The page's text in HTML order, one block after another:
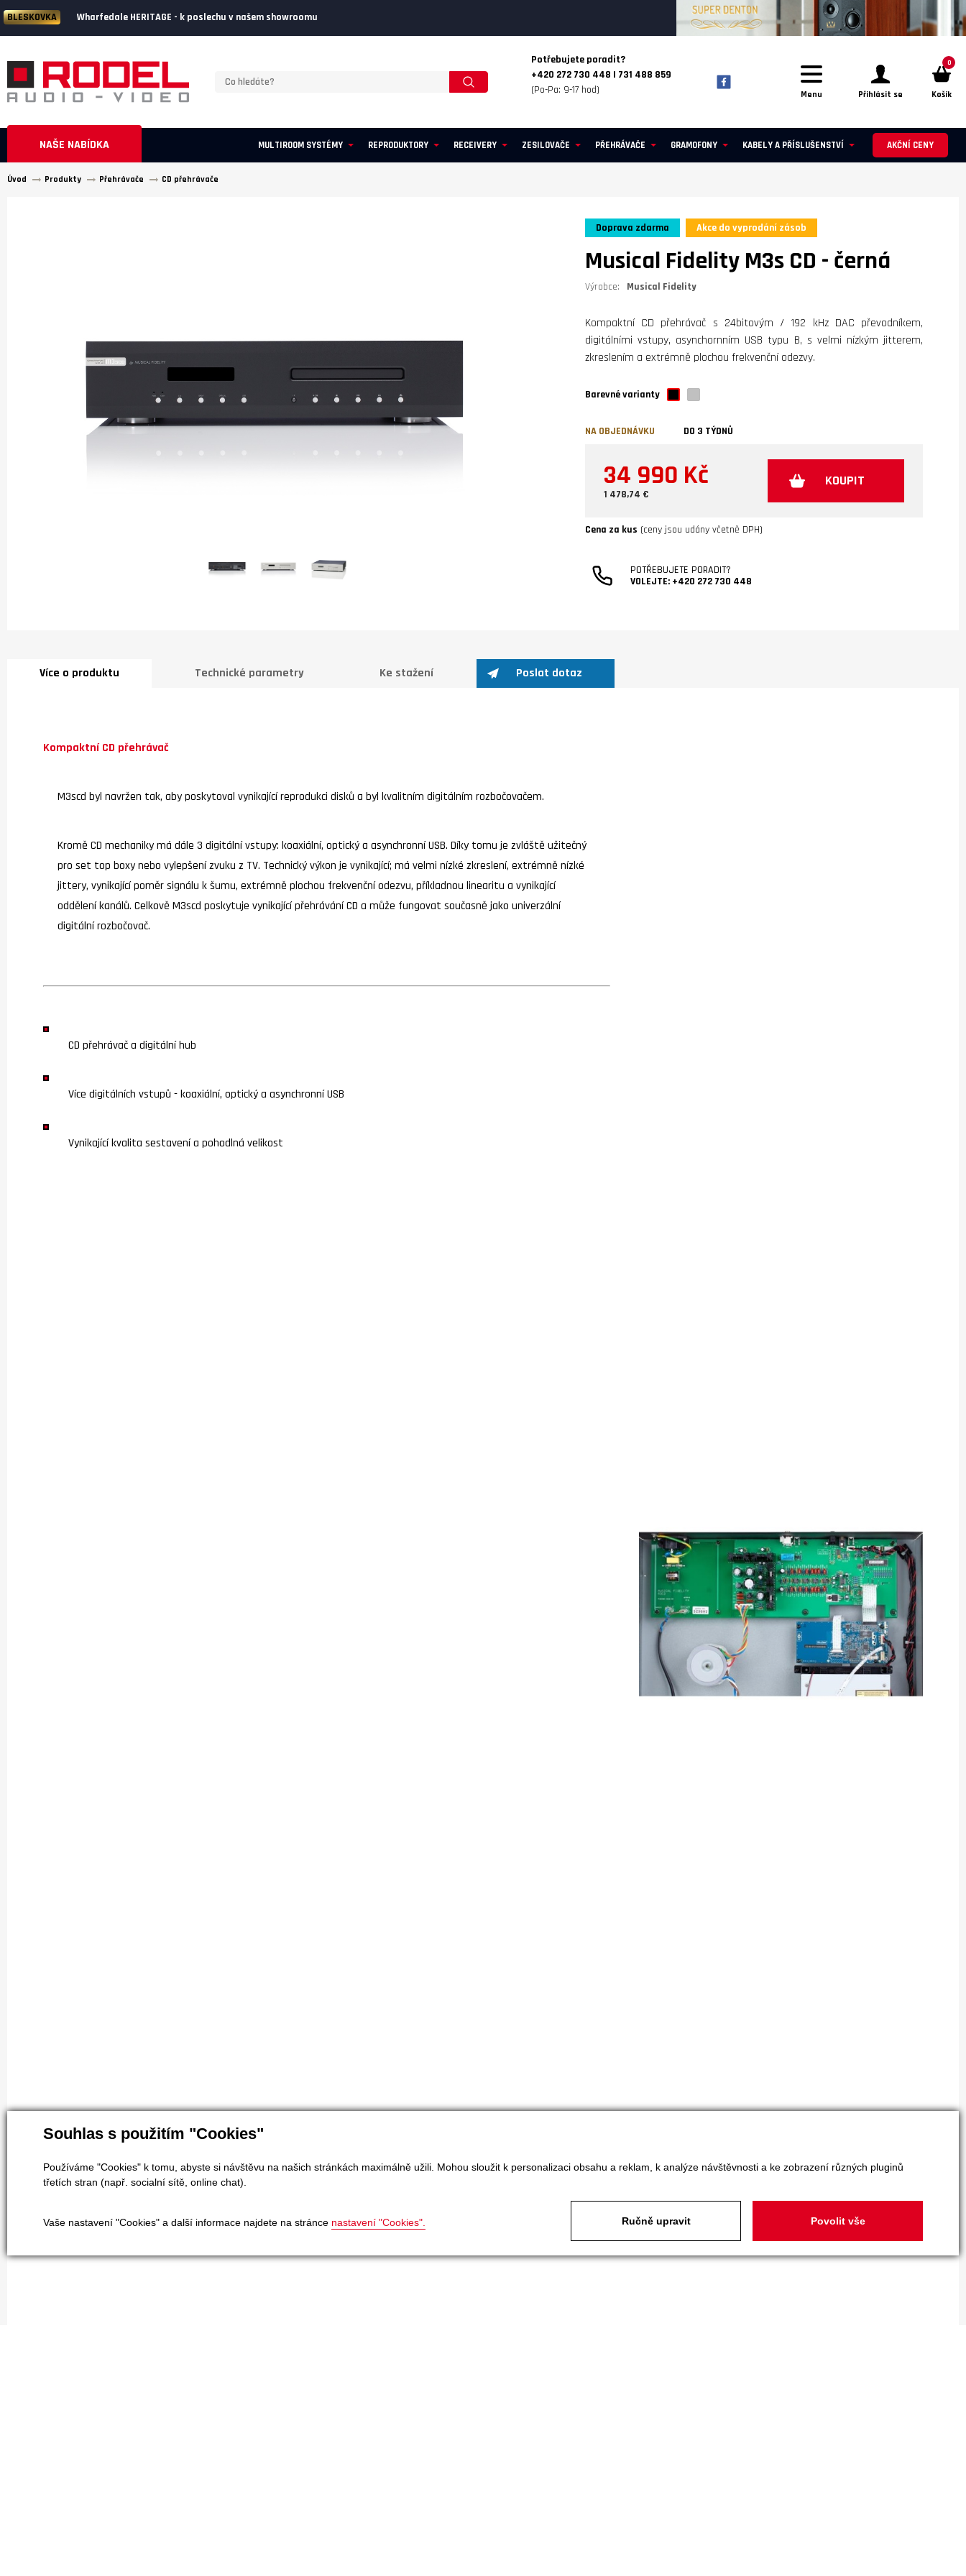
Souhlas s použitím "Cookies"
Používáme "Cookies" k tomu, abyste si návštěvu na našich stránkách maximálně užili. Mohou sloužit k personalizaci obsahu a reklam, k analýze návštěvnosti a ke zobrazení různých pluginů
třetích stran (např. socialní sítě, online chat).
Vaše nastavení "Cookies" a další informace najdete na stránce nastavení "Cookies". Ručně upravit Povolit vše
BLESKOVKA Wharfedale HERITAGE - k poslechu v našem showroomu
Potřebujete poradit?
+420 272 730 448 | 731 488 859
(Po-Pa: 9-17 hod)
Menu Přihlásit se
0
Košík
NAŠE NABÍDKA MULTIROOM SYSTÉMY REPRODUKTORY RECEIVERY ZESILOVAČE PŘEHRÁVAČE GRAMOFONY KABELY A PŘÍSLUŠENSTVÍ AKČNÍ CENY
Úvod Produkty Přehrávače CD přehrávače
Doprava zdarma Akce do vyprodání zásob
Musical Fidelity M3s CD - černá
Výrobce: Musical Fidelity
Kompaktní CD přehrávač s 24bitovým / 192 kHz DAC převodníkem,
digitálními vstupy, asynchornním USB typu B, s velmi nízkým jitterem,
zkreslením a extrémně plochou frekvenční odezvy.
Barevné varianty
NA OBJEDNÁVKU DO 3 TÝDNŮ
34 990 Kč
1 478,74 €
KOUPIT
Cena za kus (ceny jsou udány včetně DPH)
POTŘEBUJETE PORADIT?
VOLEJTE: +420 272 730 448
Více o produktu Technické parametry Ke stažení Poslat dotaz
Kompaktní CD přehrávač
M3scd byl navržen tak, aby poskytoval vynikající reprodukci disků a byl kvalitním digitálním rozbočovačem.
Kromě CD mechaniky má dále 3 digitální vstupy: koaxiální, optický a asynchronní USB. Díky tomu je zvláště užitečný
pro set top boxy nebo vylepšení zvuku z TV. Technický výkon je vynikající; má velmi nízké zkreslení, extrémně nízké
jittery, vynikající poměr signálu k šumu, extrémně plochou frekvenční odezvu, příkladnou linearitu a vynikající
oddělení kanálů. Celkově M3scd poskytuje vynikající přehrávání CD a může fungovat současně jako univerzální
digitální rozbočovač.
CD přehrávač a digitální hub
Více digitálních vstupů - koaxiální, optický a asynchronní USB
Vynikající kvalita sestavení a pohodlná velikost